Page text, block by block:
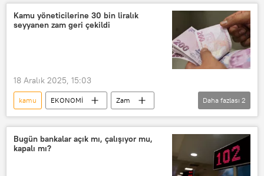
Kamu yöneticilerine 30 bin liralık
seyyanen zam geri çekildi
18 Aralık 2025, 15:03
kamu EKONOMİ
Zam
TBMM
AK Parti
Daha fazlası 2
Bugün bankalar açık mı, çalışıyor mu,
kapalı mı?